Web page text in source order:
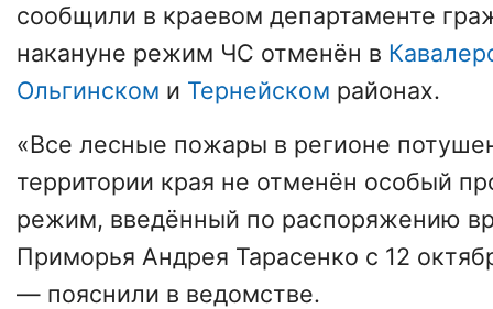
сообщили в краевом департаменте
накануне режим ЧС отменён в
Ольгинском и Тернейском районах.
«Все лесные пожары в регионе
территории края не отменён особый
режим, введённый по распоряжению
Приморья Андрея Тарасенко с 12
— пояснили в ведомстве.